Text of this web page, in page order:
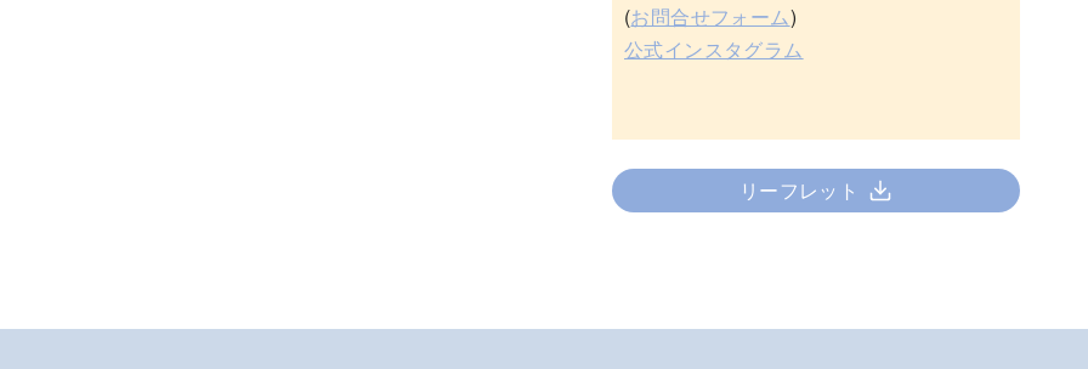
(お問合せフォーム)
公式インスタグラム
リーフレット